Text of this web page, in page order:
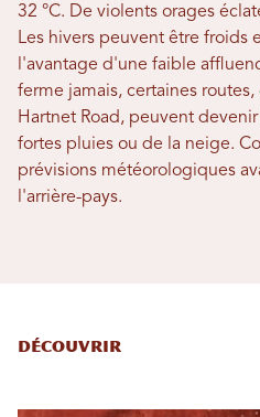
32 °C. De violents orages
Les hivers peuvent être froids
l'avantage d'une faible
ferme jamais, certaines
Hartnet Road, peuvent
fortes pluies ou de la neige.
prévisions météorologiques
l'arrière-pays.
Découvrir